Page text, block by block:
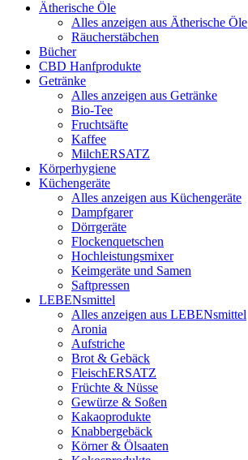
Ätherische Öle
Alles anzeigen aus Ätherische Öle
Räucherstäbchen
Bücher
CBD Hanfprodukte
Getränke
Alles anzeigen aus Getränke
Bio-Tee
Fruchtsäfte
Kaffee
MilchERSATZ
Körperhygiene
Küchengeräte
Alles anzeigen aus Küchengeräte
Dampfgarer
Dörrgeräte
Flockenquetschen
Hochleistungsmixer
Keimgeräte und Samen
Saftpressen
LEBENsmittel
Alles anzeigen aus LEBENsmittel
Aronia
Aufstriche
Brot & Gebäck
FleischERSATZ
Früchte & Nüsse
Gewürze & Soßen
Kakaoprodukte
Knabbergebäck
Körner & Ölsaaten